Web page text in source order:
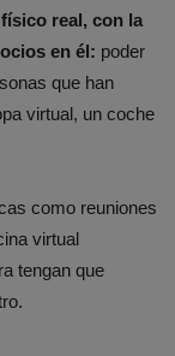
real, con la
en él: poder
que han
virtual, un coche
como reuniones
virtual
tengan que